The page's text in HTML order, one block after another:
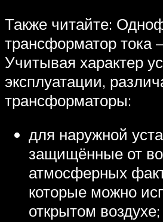
Также читайте:
трансформатор
Учитывая характер
эксплуатации,
трансформаторы:
для наружной
защищённые от
атмосферных
которые можно
открытом воздухе;